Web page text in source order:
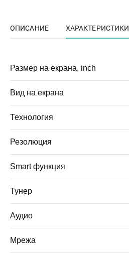
ОПИСАНИЕ ХАРАКТЕРИСТИКИ
Размер на екрана, inch
Вид на екрана
Технология
Резолюция
Smart функция
Тунер
Аудио
Мрежа